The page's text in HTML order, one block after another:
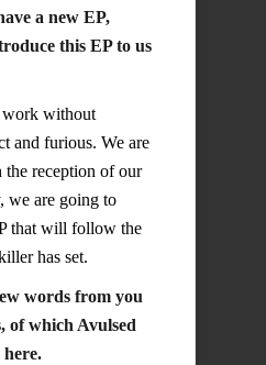
a new EP,
this EP to us
work without
and furious. We are
reception of our
we are going to
that will follow the
has set.
words from you
of which Avulsed
here.